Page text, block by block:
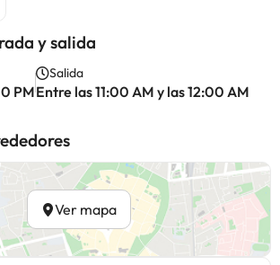
y salida
PM
Salida
Entre las 11:00 AM y las 12:00 AM
Ver mapa